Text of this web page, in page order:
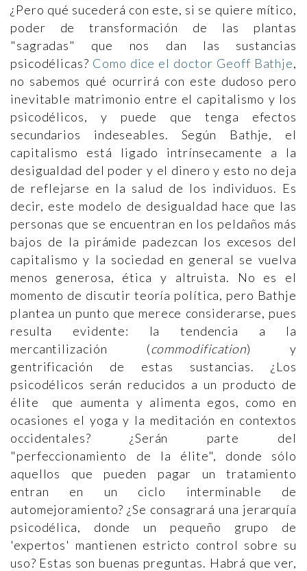
¿Pero qué sucederá con este, si se quiere mítico,
poder de transformación de las plantas
"sagradas" que nos dan las sustancias
psicodélicas? Como dice el doctor Geoff Bathje,
no sabemos qué ocurrirá con este dudoso pero
inevitable matrimonio entre el capitalismo y los
psicodélicos, y puede que tenga efectos
secundarios indeseables. Según Bathje, el
capitalismo está ligado intrínsecamente a la
desigualdad del poder y el dinero y esto no deja
de reflejarse en la salud de los individuos. Es
decir, este modelo de desigualdad hace que las
personas que se encuentran en los peldaños más
bajos de la pirámide padezcan los excesos del
capitalismo y la sociedad en general se vuelva
menos generosa, ética y altruista. No es el
momento de discutir teoría política, pero Bathje
plantea un punto que merece considerarse, pues
resulta evidente: la tendencia a la
mercantilización (commodification) y
gentrificación de estas sustancias. ¿Los
psicodélicos serán reducidos a un producto de
élite que aumenta y alimenta egos, como en
ocasiones el yoga y la meditación en contextos
occidentales? ¿Serán parte del
"perfeccionamiento de la élite", donde sólo
aquellos que pueden pagar un tratamiento
entran en un ciclo interminable de
automejoramiento? ¿Se consagrará una jerarquía
psicodélica, donde un pequeño grupo de
'expertos' mantienen estricto control sobre su
uso? Estas son buenas preguntas. Habrá que ver,